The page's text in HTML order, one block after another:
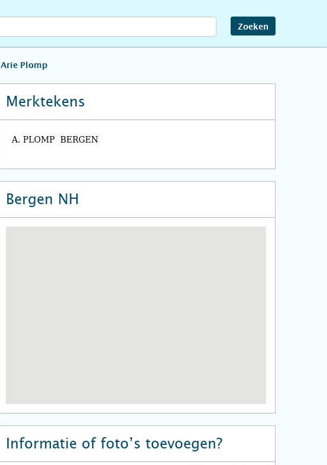
Zoeken
Arie Plomp
Merktekens
Bergen NH
Informatie of foto’s toevoegen?